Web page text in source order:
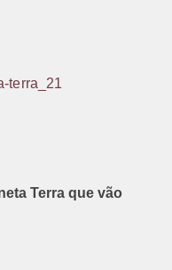
Terra que vão